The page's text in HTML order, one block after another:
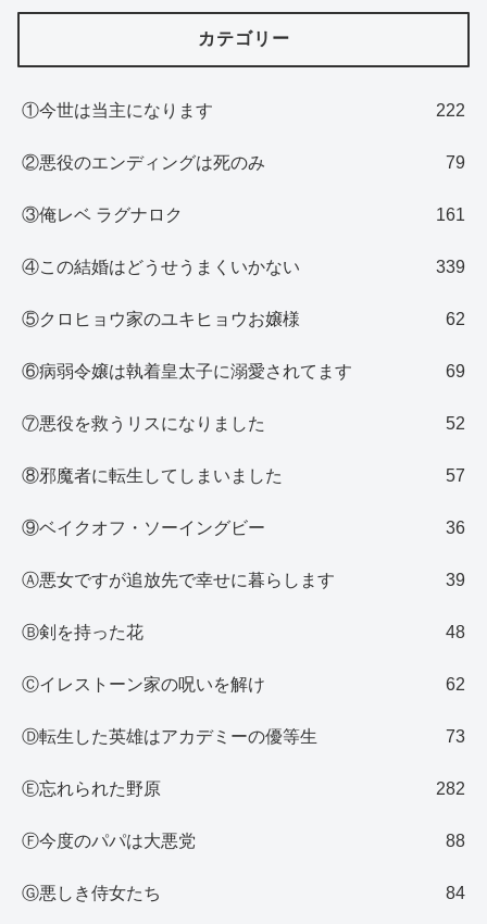
カテゴリー
①今世は当主になります 222
②悪役のエンディングは死のみ 79
③俺レベ ラグナロク 161
④この結婚はどうせうまくいかない 339
⑤クロヒョウ家のユキヒョウお嬢様 62
⑥病弱令嬢は執着皇太子に溺愛されてます 69
⑦悪役を救うリスになりました 52
⑧邪魔者に転生してしまいました 57
⑨ベイクオフ・ソーイングビー 36
Ⓐ悪女ですが追放先で幸せに暮らします 39
Ⓑ剣を持った花 48
Ⓒイレストーン家の呪いを解け 62
Ⓓ転生した英雄はアカデミーの優等生 73
Ⓔ忘れられた野原 282
Ⓕ今度のパパは大悪党 88
Ⓖ悪しき侍女たち 84